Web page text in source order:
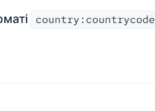
country:countrycode